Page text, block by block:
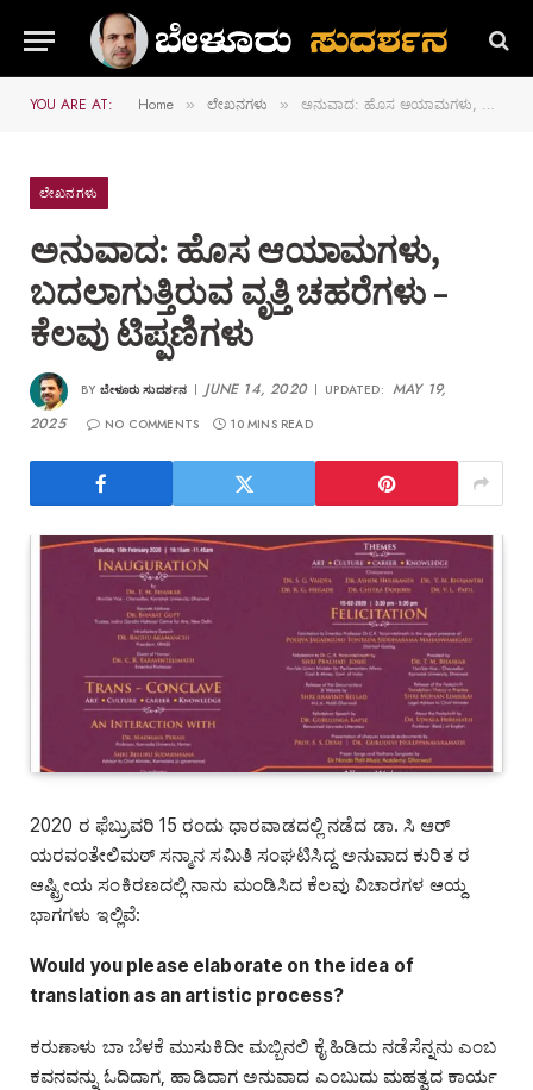
YOU ARE AT: Home » ಲೇಖನಗಳು » ಅನುವಾದ: ಹೊಸ ಆಯಾಮಗಳು, ಬದಲಾಗುತ್ತಿರುವ ವೃತ್ತಿ ಚಹರೆಗಳು – ಕೆಲವು ಟಿಪ್ಪಣಿಗಳು
ಲೇಖನಗಳು
ಅನುವಾದ: ಹೊಸ ಆಯಾಮಗಳು,
ಬದಲಾಗುತ್ತಿರುವ ವೃತ್ತಿ ಚಹರೆಗಳು –
ಕೆಲವು ಟಿಪ್ಪಣಿಗಳು
BY ಬೇಳೂರು ಸುದರ್ಶನ JUNE 14, 2020 UPDATED: MAY 19,
2025
NO COMMENTS 10 MINS READ
2020 ರ ಫೆಬ್ರುವರಿ 15 ರಂದು ಧಾರವಾಡದಲ್ಲಿ ನಡೆದ ಡಾ. ಸಿ ಆರ್‌
ಯರವಂತೇಲಿಮಠ್‌ ಸನ್ಮಾನ ಸಮಿತಿ ಸಂಘಟಿಸಿದ್ದ ಅನುವಾದ ಕುರಿತ ರ
ಆಷ್ಟ್ರೀಯ ಸಂಕಿರಣದಲ್ಲಿ ನಾನು ಮಂಡಿಸಿದ ಕೆಲವು ವಿಚಾರಗಳ ಆಯ್ದ
ಭಾಗಗಳು ಇಲ್ಲಿವೆ:
Would you please elaborate on the idea of
translation as an artistic process?
ಕರುಣಾಳು ಬಾ ಬೆಳಕೆ ಮುಸುಕಿದೀ ಮಬ್ಬಿನಲಿ ಕೈ ಹಿಡಿದು ನಡೆಸೆನ್ನನು ಎಂಬ
ಕವನವನ್ನು ಓದಿದಾಗ, ಹಾಡಿದಾಗ ಅನುವಾದ ಎಂಬುದು ಮಹತ್ವದ ಕಾರ್ಯ